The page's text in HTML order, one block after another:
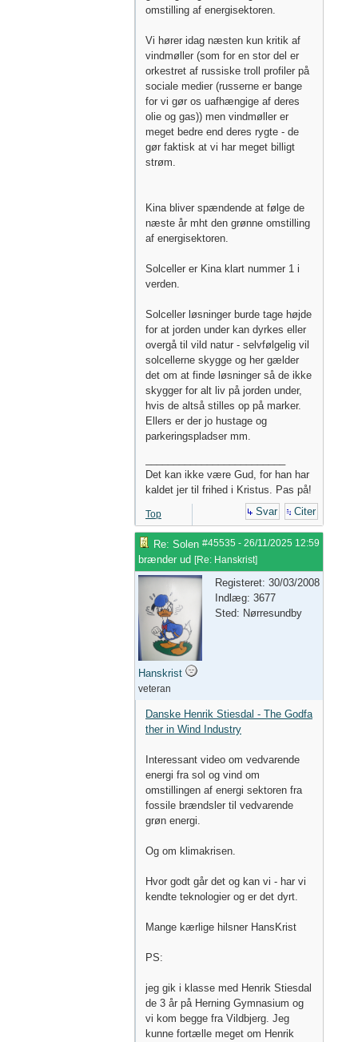
omstilling af energisektoren.
Vi hører idag næsten kun kritik af
vindmøller (som for en stor del er
orkestret af russiske troll profiler på
sociale medier (russerne er bange
for vi gør os uafhængige af deres
olie og gas)) men vindmøller er
meget bedre end deres rygte - de
gør faktisk at vi har meget billigt
strøm.
Kina bliver spændende at følge de
næste år mht den grønne omstilling
af energisektoren.
Solceller er Kina klart nummer 1 i
verden.
Solceller løsninger burde tage højde
for at jorden under kan dyrkes eller
overgå til vild natur - selvfølgelig vil
solcellerne skygge og her gælder
det om at finde løsninger så de ikke
skygger for alt liv på jorden under,
hvis de altså stilles op på marker.
Ellers er der jo hustage og
parkeringspladser mm.
Det kan ikke være Gud, for han har
kaldet jer til frihed i Kristus. Pas på!
Top Svar Citer
#45535 - 26/11/2025 12:59
Re: Solen
brænder ud [Re: Hanskrist]
Hanskrist
veteran
Registeret: 30/03/2008
Indlæg: 3677
Sted: Nørresundby
Danske Henrik Stiesdal - The Godfa
ther in Wind Industry
Interessant video om vedvarende
energi fra sol og vind om
omstillingen af energi sektoren fra
fossile brændsler til vedvarende
grøn energi.
Og om klimakrisen.
Hvor godt går det og kan vi - har vi
kendte teknologier og er det dyrt.
Mange kærlige hilsner HansKrist
PS:
jeg gik i klasse med Henrik Stiesdal
de 3 år på Herning Gymnasium og
vi kom begge fra Vildbjerg. Jeg
kunne fortælle meget om Henrik